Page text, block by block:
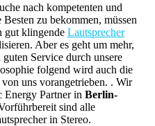
nach kompetenten und
Besten zu bekommen, müssen
gut klingende Lautsprecher
Aber es geht um mehr,
Service durch unsere
folgend wird auch die
von uns vorangetrieben. . Wir
Energy Partner in Berlin-
sind alle
in Stereo.